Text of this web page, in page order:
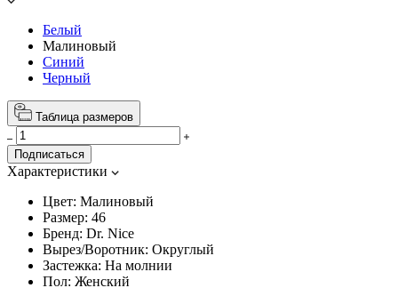
Белый
Малиновый
Синий
Черный
Таблица размеров
Подписаться
Характеристики
Цвет: Малиновый
Размер: 46
Бренд: Dr. Nice
Вырез/Воротник: Округлый
Застежка: На молнии
Пол: Женский